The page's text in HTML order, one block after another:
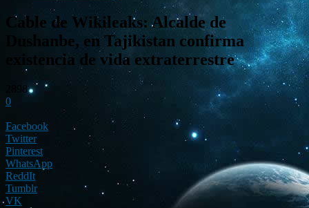
Cable de Wikileaks: Alcalde de
Dushanbe, en Tajikistan confirma
existencia de vida extraterrestre
2898
0
Facebook
Twitter
Pinterest
WhatsApp
ReddIt
Tumblr
VK